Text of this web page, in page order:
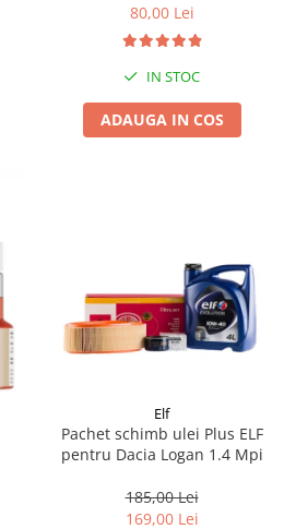
80,00 Lei
IN STOC
ADAUGA IN COS
Elf
Pachet schimb ulei Plus ELF
pentru Dacia Logan 1.4 Mpi
185,00 Lei
169,00 Lei